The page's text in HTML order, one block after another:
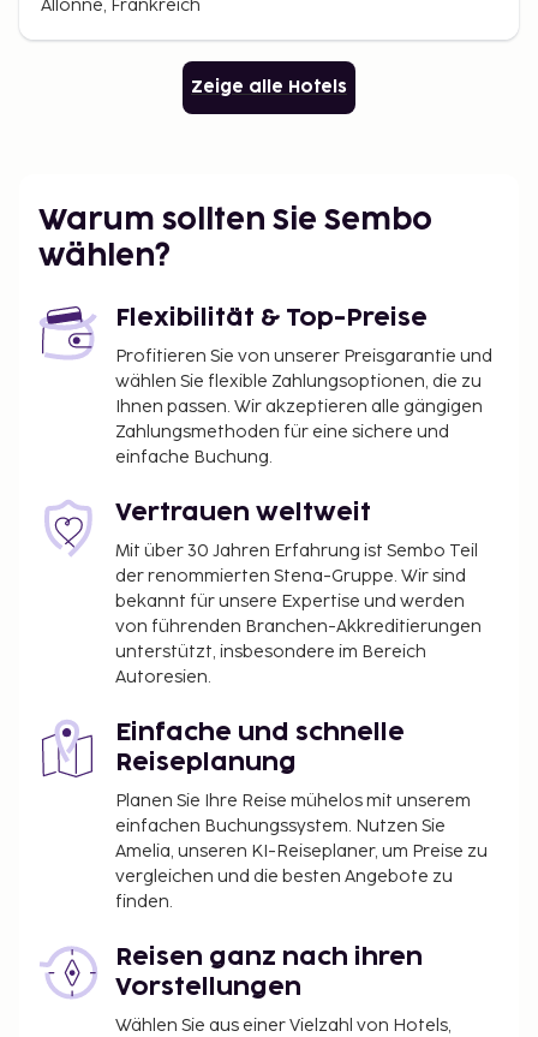
Allonne, Frankreich
Zeige alle Hotels
Warum sollten Sie Sembo
wählen?
Flexibilität & Top-Preise
Profitieren Sie von unserer Preisgarantie und
wählen Sie flexible Zahlungsoptionen, die zu
Ihnen passen. Wir akzeptieren alle gängigen
Zahlungsmethoden für eine sichere und
einfache Buchung.
Vertrauen weltweit
Mit über 30 Jahren Erfahrung ist Sembo Teil
der renommierten Stena-Gruppe. Wir sind
bekannt für unsere Expertise und werden
von führenden Branchen-Akkreditierungen
unterstützt, insbesondere im Bereich
Autoresien.
Einfache und schnelle
Reiseplanung
Planen Sie Ihre Reise mühelos mit unserem
einfachen Buchungssystem. Nutzen Sie
Amelia, unseren KI-Reiseplaner, um Preise zu
vergleichen und die besten Angebote zu
finden.
Reisen ganz nach ihren
Vorstellungen
Wählen Sie aus einer Vielzahl von Hotels,